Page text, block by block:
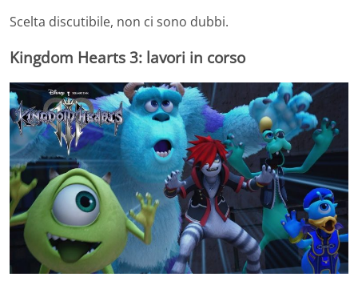
Scelta discutibile, non ci sono dubbi.
Kingdom Hearts 3: lavori in corso